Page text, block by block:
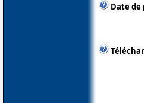
Date de